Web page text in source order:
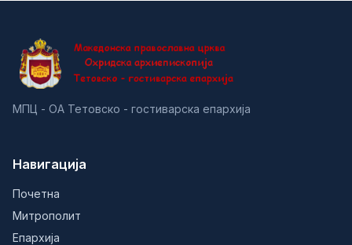
МПЦ - ОА Тетовско - гостиварска епархија
Навигација
Почетна
Митрополит
Епархија